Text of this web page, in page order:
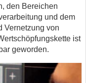
den Bereichen
und dem
Vernetzung von
ist
geworden.